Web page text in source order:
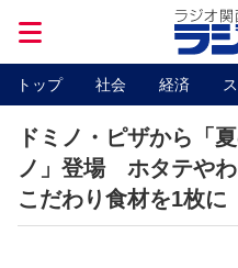
トップ 社会 経済
ドミノ・ピザから「
ノ」登場 ホタテや
こだわり食材を1枚に